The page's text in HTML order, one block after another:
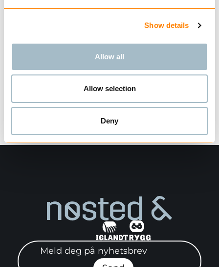
Show details
Allow all
Allow selection
Deny
Meld deg på nyhetsbrev"